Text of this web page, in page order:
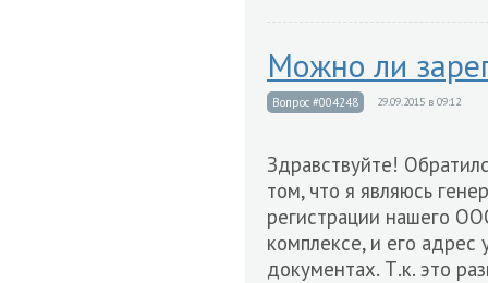
Можно ли
Вопрос #004248 29.09.2015 в 09:12
Здравствуйте!
том, что я являюсь
регистрации нашего
комплексе, и его адрес
документах. Т.к. это